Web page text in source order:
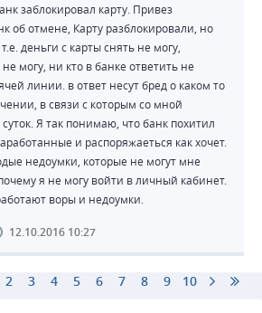
заблокировал карту. Привез
об отмене, Карту разблокировали, но
деньги с карты снять не могу,
могу, ни кто в банке ответить не
линии. в ответ несут бред о каком то
в связи с которым со мной
Я так понимаю, что банк похитил
и распоряжаеться как хочет.
недоумки, которые не могут мне
я не могу войти в личный кабинет.
воры и недоумки.
12.10.2016 10:27
2 3 4 5 6 7 8 9 10